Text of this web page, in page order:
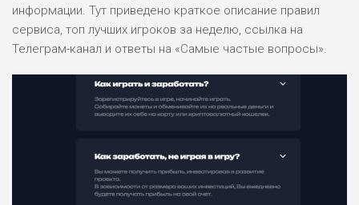
информации. Тут приведено краткое описание правил
сервиса, топ лучших игроков за неделю, ссылка на
Телеграм-канал и ответы на «Самые частые вопросы».